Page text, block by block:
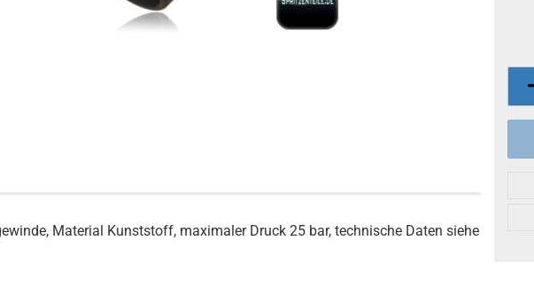
Material Kunststoff, maximaler Druck 25 bar, technische Daten siehe